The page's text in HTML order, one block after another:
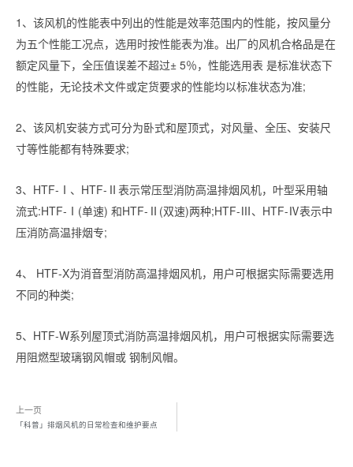
1、该风机的性能表中列出的性能是效率范围内的性能，按风量分
为五个性能工况点，选用时按性能表为准。出厂的风机合格品是在
额定风量下，全压值误差不超过± 5％，性能选用表 是标准状态下
的性能，无论技术文件或定货要求的性能均以标准状态为准;
2、该风机安装方式可分为卧式和屋顶式，对风量、全压、安装尺
寸等性能都有特殊要求;
3、HTF-Ⅰ、HTF-Ⅱ表示常压型消防高温排烟风机，叶型采用轴
流式:HTF-Ⅰ(单速) 和HTF-Ⅱ(双速)两种;HTF-Ⅲ、HTF-Ⅳ表示中
压消防高温排烟专;
4、 HTF-X为消音型消防高温排烟风机，用户可根据实际需要选用
不同的种类;
5、HTF-W系列屋顶式消防高温排烟风机，用户可根据实际需要选
用阻燃型玻璃钢风帽或 钢制风帽。
上一页
「科普」排烟风机的日常检查和维护要点